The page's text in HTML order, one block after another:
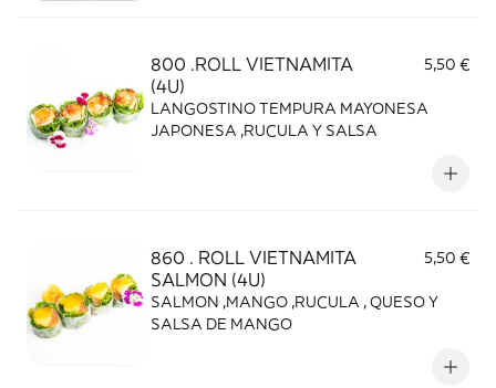
800 .ROLL VIETNAMITA
(4U)
5,50 €
LANGOSTINO TEMPURA MAYONESA
JAPONESA ,RUCULA Y SALSA
860 . ROLL VIETNAMITA
SALMON (4U)
5,50 €
SALMON ,MANGO ,RUCULA , QUESO Y
SALSA DE MANGO